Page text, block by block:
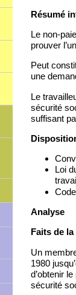
Résumé
Le non-
prouver
Peut
une
Le
sécurité
suffisant
Loi
Analyse
Faits de la
Un
1980
d’obtenir
sécurité